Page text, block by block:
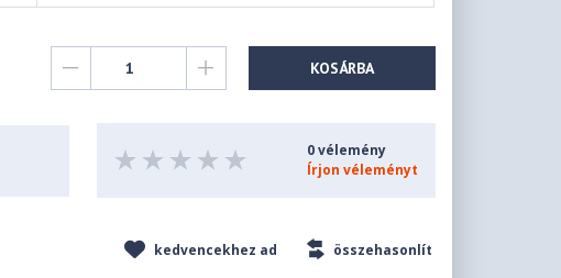
KOSÁRBA
0 vélemény
Írjon véleményt
kedvencekhez ad összehasonlít